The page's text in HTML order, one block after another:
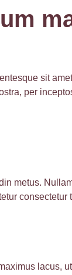
sit
per
metus.
lacus,